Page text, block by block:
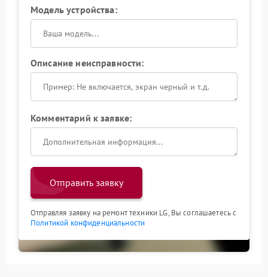
Модель устройства:
Описание неисправности:
Комментарий к заявке:
Отправить заявку
Отправляя заявку на ремонт техники LG, Вы соглашаетесь с
Политикой конфиденциальности